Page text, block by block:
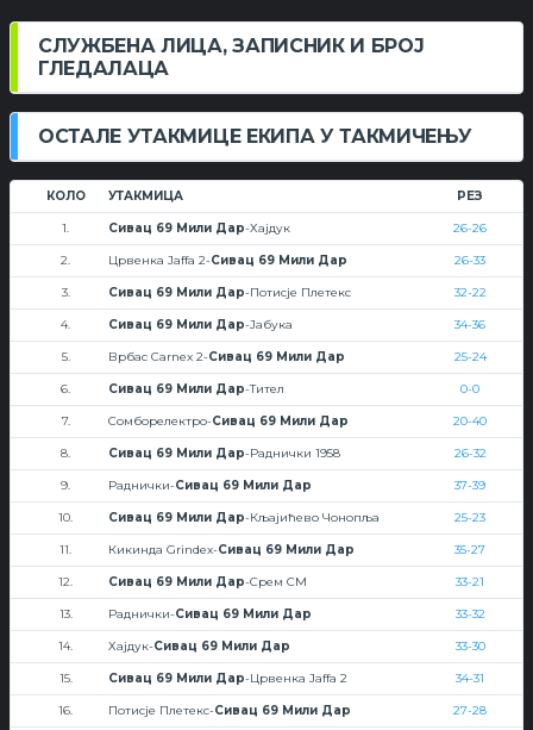
СЛУЖБЕНА ЛИЦА, ЗАПИСНИК И БРОЈ
ГЛЕДАЛАЦА
ОСТАЛЕ УТАКМИЦЕ ЕКИПА У ТАКМИЧЕЊУ
КОЛО УТАКМИЦА РЕЗ
1. Сивац 69 Мили Дар-Хајдук 26-26
2. Црвенка Jaffa 2-Сивац 69 Мили Дар 26-33
3. Сивац 69 Мили Дар-Потисје Плетекс 32-22
4. Сивац 69 Мили Дар-Јабука 34-36
5. Врбас Carnex 2-Сивац 69 Мили Дар 25-24
6. Сивац 69 Мили Дар-Тител 0-0
7. Сомборелектро-Сивац 69 Мили Дар 20-40
8. Сивац 69 Мили Дар-Раднички 1958 26-32
9. Раднички-Сивац 69 Мили Дар 37-39
10. Сивац 69 Мили Дар-Кљајићево Чонопља 25-23
11. Кикинда Grindex-Сивац 69 Мили Дар 35-27
12. Сивац 69 Мили Дар-Срем СМ 33-21
13. Раднички-Сивац 69 Мили Дар 33-32
14. Хајдук-Сивац 69 Мили Дар 33-30
15. Сивац 69 Мили Дар-Црвенка Jaffa 2 34-31
16. Потисје Плетекс-Сивац 69 Мили Дар 27-28